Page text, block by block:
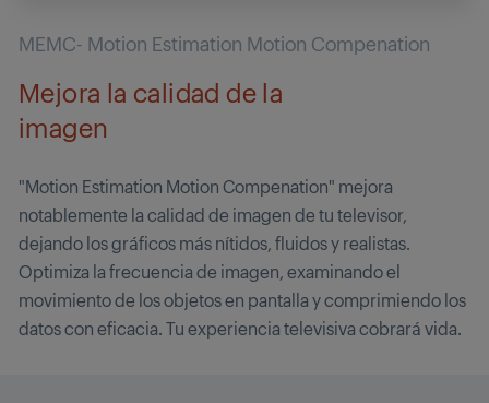
MEMC- Motion Estimation Motion Compenation
Mejora la calidad de la
imagen
"Motion Estimation Motion Compenation" mejora
notablemente la calidad de imagen de tu televisor,
dejando los gráficos más nítidos, fluidos y realistas.
Optimiza la frecuencia de imagen, examinando el
movimiento de los objetos en pantalla y comprimiendo los
datos con eficacia. Tu experiencia televisiva cobrará vida.